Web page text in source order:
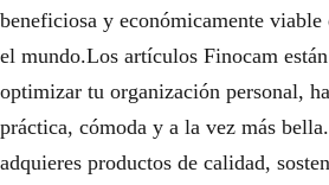
beneficiosa y económicamente viable
el mundo.Los artículos Finocam
optimizar tu organización personal,
práctica, cómoda y a la vez más
adquieres productos de calidad,